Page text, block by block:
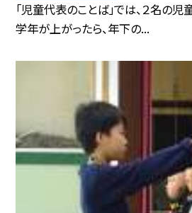
「児童代表のことば」では、２名の児
学年が上がったら、年下の...